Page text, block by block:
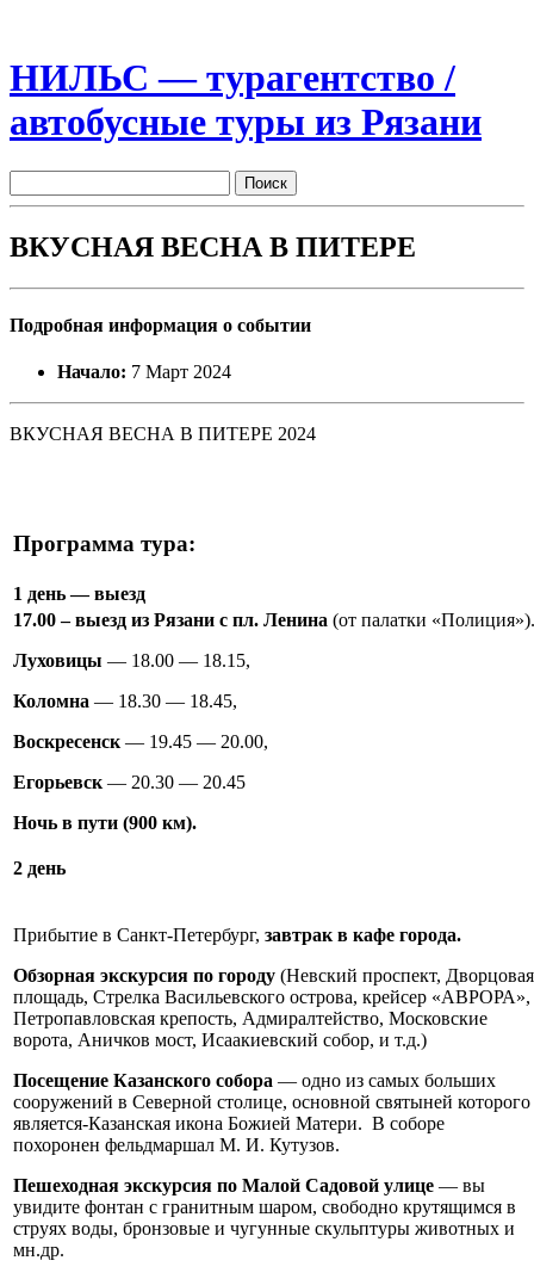
НИЛЬС — турагентство /
автобусные туры из Рязани
ВКУСНАЯ ВЕСНА В ПИТЕРЕ
Подробная информация о событии
Начало: 7 Март 2024
ВКУСНАЯ ВЕСНА В ПИТЕРЕ 2024
Программа тура:
1 день — выезд
17.00 – выезд из Рязани с пл. Ленина (от палатки «Полиция»).
Луховицы — 18.00 — 18.15,
Коломна — 18.30 — 18.45,
Воскресенск — 19.45 — 20.00,
Егорьевск — 20.30 — 20.45
Ночь в пути (900 км).
2 день
Прибытие в Санкт-Петербург, завтрак в кафе города.
Обзорная экскурсия по городу (Невский проспект, Дворцовая
площадь, Стрелка Васильевского острова, крейсер «АВРОРА»,
Петропавловская крепость, Адмиралтейство, Московские
ворота, Аничков мост, Исаакиевский собор, и т.д.)
Посещение Казанского собора — одно из самых больших
сооружений в Северной столице, основной святыней которого
является-Казанская икона Божией Матери. В соборе
похоронен фельдмаршал М. И. Кутузов.
Пешеходная экскурсия по Малой Садовой улице — вы
увидите фонтан с гранитным шаром, свободно крутящимся в
струях воды, бронзовые и чугунные скульптуры животных и
мн.др.